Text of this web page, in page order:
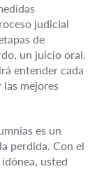
judicial
de
un juicio oral.
entender cada
mejores
es un
perdida. Con el
usted